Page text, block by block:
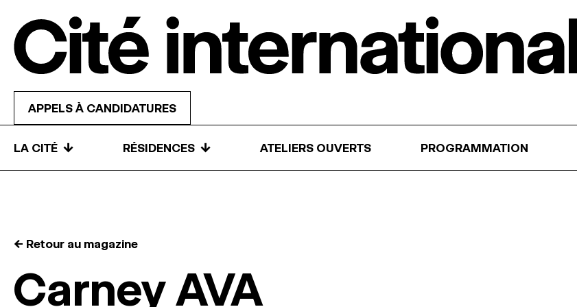
APPELS À CANDIDATURES
LA CITÉ ↓ RÉSIDENCES ↓ ATELIERS OUVERTS PROGRAMMATION
← Retour au magazine
Carney AVA